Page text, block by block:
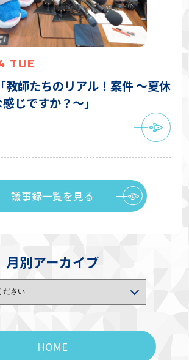
TUE
教師たちのリアル！案件 〜夏休
じですか？〜」
議事録一覧を見る
月別アーカイブ
HOME